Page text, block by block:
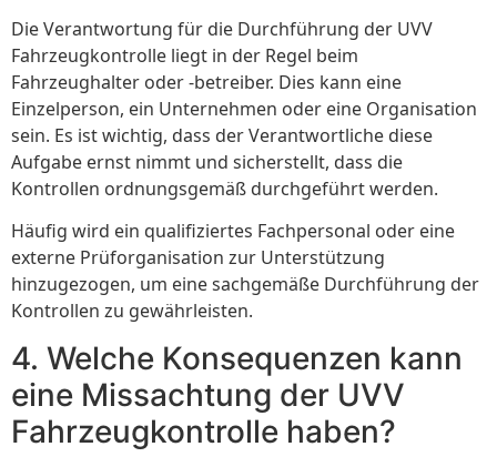
Die Verantwortung für die Durchführung der UVV
Fahrzeugkontrolle liegt in der Regel beim
Fahrzeughalter oder -betreiber. Dies kann eine
Einzelperson, ein Unternehmen oder eine Organisation
sein. Es ist wichtig, dass der Verantwortliche diese
Aufgabe ernst nimmt und sicherstellt, dass die
Kontrollen ordnungsgemäß durchgeführt werden.
Häufig wird ein qualifiziertes Fachpersonal oder eine
externe Prüforganisation zur Unterstützung
hinzugezogen, um eine sachgemäße Durchführung der
Kontrollen zu gewährleisten.
4. Welche Konsequenzen kann
eine Missachtung der UVV
Fahrzeugkontrolle haben?